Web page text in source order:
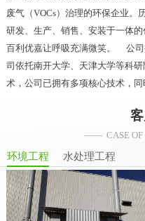
废气（VOCs）治理的环保企业。
研发、生产、销售、安装于一体
百利优嘉让呼吸充满微笑。 公司
司依托南开大学、天津大学等科
术，公司已拥有多项核心技术，同
—— CASE OF
环境工程 水处理工程